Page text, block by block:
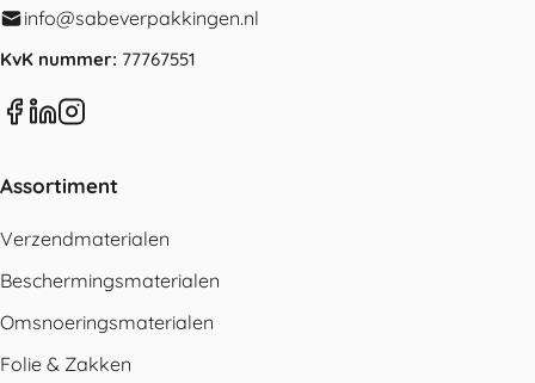
info@sabeverpakkingen.nl
KvK nummer: 77767551
Assortiment
Verzendmaterialen
Beschermingsmaterialen
Omsnoeringsmaterialen
Folie & Zakken